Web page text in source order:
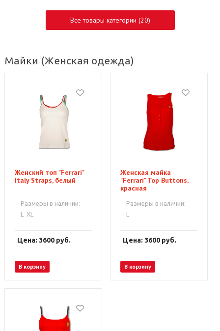
Все товары категории (20)
Майки (Женская одежда)
Женский топ "Ferrari"
Italy Straps, белый
Размеры в наличии:
L
XL
Цена: 3600 руб.
В корзину
Женская майка
"Ferrari" Top Buttons,
красная
Размеры в наличии:
L
Цена: 3600 руб.
В корзину